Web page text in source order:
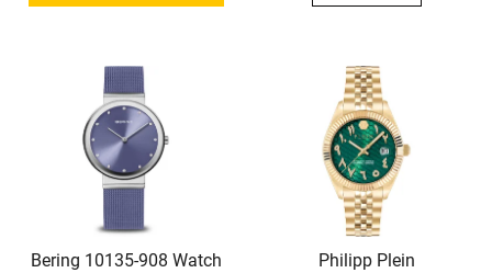
Bering 10135-908 Watch
Philipp Plein